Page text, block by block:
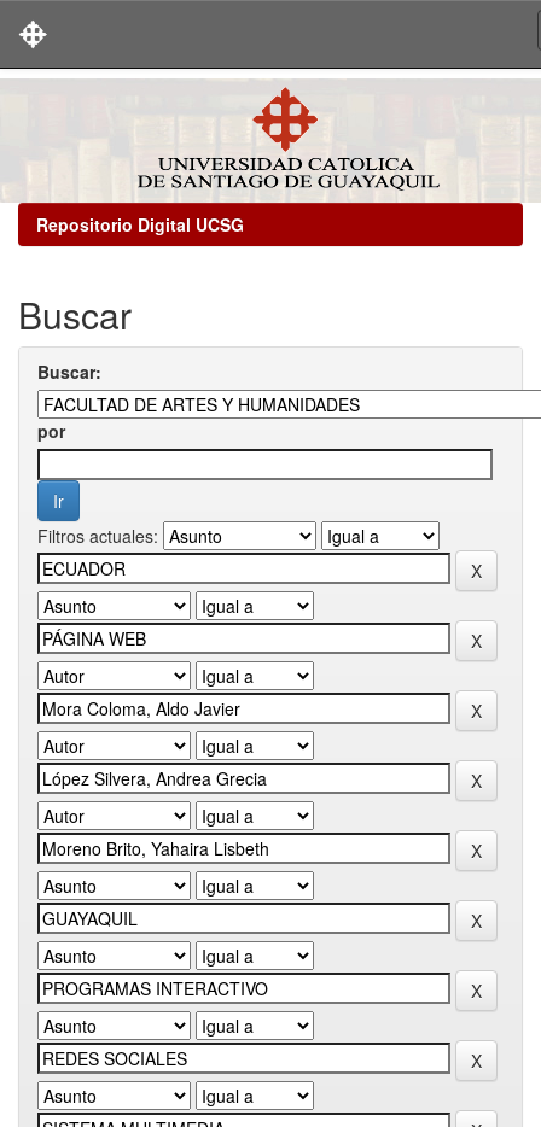
Repositorio Digital UCSG
Buscar
Buscar:
por
Filtros actuales: